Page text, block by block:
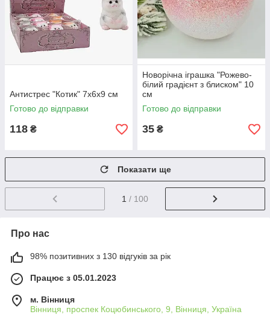
Антистрес "Котик" 7х6х9 см
Готово до відправки
118 ₴
Новорічна іграшка "Рожево-
білий градієнт з блиском" 10
см
Готово до відправки
35 ₴
Показати ще
1 / 100
Про нас
98% позитивних з 130 відгуків за рік
Працює з 05.01.2023
м. Вінниця
Вінниця, проспек Коцюбинського, 9, Вінниця, Україна